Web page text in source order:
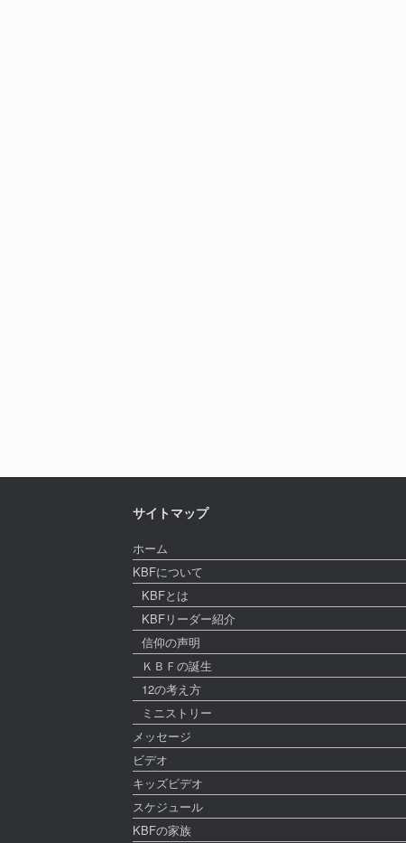
サイトマップ
ホーム
KBFについて
KBFとは
KBFリーダー紹介
信仰の声明
ＫＢＦの誕生
12の考え方
ミニストリー
メッセージ
ビデオ
キッズビデオ
スケジュール
KBFの家族